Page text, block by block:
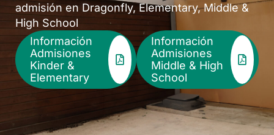
admisión en Dragonfly, Elementary, Middle &
High School
Información
Admisiones
Kinder &
Elementary
Información
Admisiones
Middle & High
School